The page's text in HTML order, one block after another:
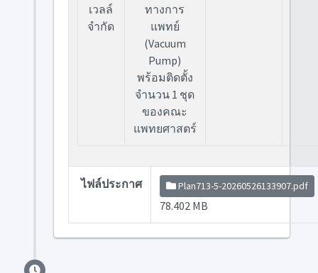
เวลล์
จำกัด
ทางการ
แพทย์
(Vacuum
Pump)
พร้อมติดตั้ง
จำนวน 1 ชุด
ของคณะ
แพทยศาสตร์
ไฟล์ประกาศ Plan713-5-20260526133907.pdf
78.402 MB